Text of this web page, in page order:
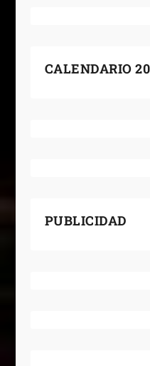
CALENDARIO
PUBLICIDAD